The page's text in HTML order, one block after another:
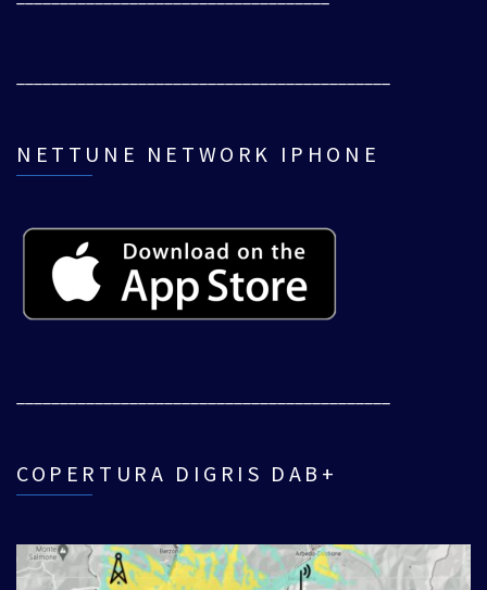
NETTUNE NETWORK IPHONE
COPERTURA DIGRIS DAB+